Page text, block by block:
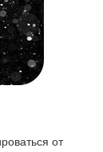
от